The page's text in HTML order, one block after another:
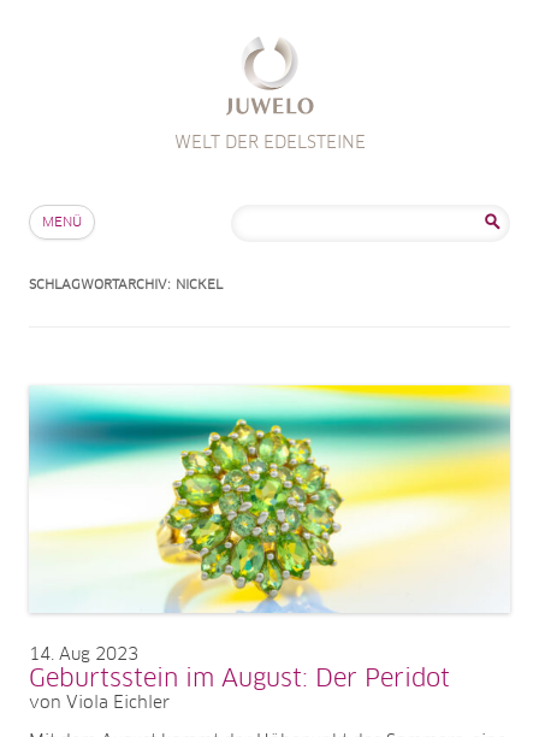
WELT DER EDELSTEINE
MENÜ
SCHLAGWORTARCHIV: NICKEL
14 Aug 2023
Geburtsstein im August: Der Peridot
von Viola Eichler